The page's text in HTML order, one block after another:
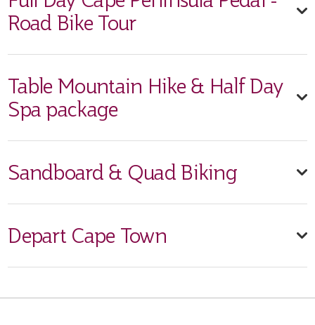
Road Bike Tour
Table Mountain Hike & Half Day
Spa package
Sandboard & Quad Biking
Depart Cape Town